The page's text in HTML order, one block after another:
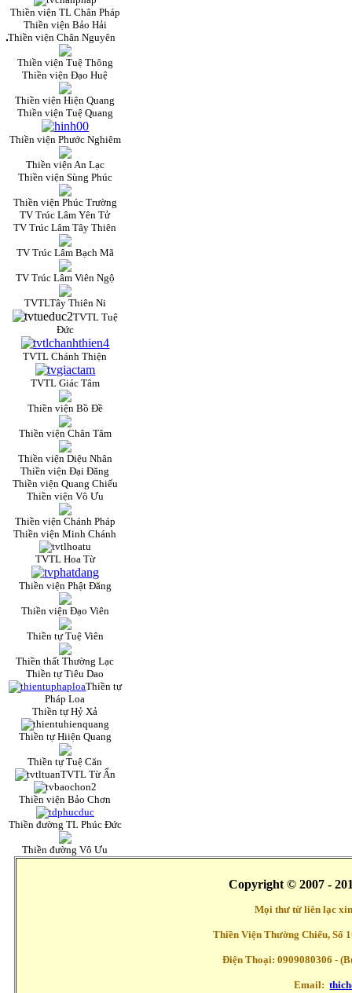
Thiền viện TL Chân Pháp
Thiền viện Bảo Hải
Thiền viện Chân Nguyên
Thiền viện Tuệ Thông
Thiền viện Đạo Huệ
Thiền viện Hiện Quang
Thiền viện Tuệ Quang
Thiền viện Phước Nghiêm
Thiền viện An Lạc
Thiền viện Sùng Phúc
Thiền viện Phúc Trường
TV Trúc Lâm Yên Tử
TV Trúc Lâm Tây Thiên
TV Trúc Lâm Bạch Mã
TV Trúc Lâm Viên Ngộ
TVTLTây Thiên Ni
TVTL Tuệ
Đức
TVTL Chánh Thiện
TVTL Giác Tâm
Thiền viện Bồ Đề
Thiền viện Chân Tâm
Thiền viện Diệu Nhân
Thiền viện Đại Đăng
Thiền viện Quang Chiếu
Thiền viện Vô Ưu
Thiền viện Chánh Pháp
Thiền viện Minh Chánh
TVTL Hoa Từ
Thiền viện Phật Đăng
Thiền viện Đạo Viên
Thiền tự Tuệ Viên
Thiền thất Thường Lạc
Thiền tự Tiêu Dao
Thiền tự
Pháp Loa
Thiền tự Hỷ Xả
Thiền tự Hiiện Quang
Thiền tự Tuệ Căn
TVTL Từ Ấn
Thiền viện Bảo Chơn
Thiền đường TL Phúc Đức
Thiền đường Vô Ưu
Copyright © 2007 -
Mọi thư từ liên lạc
Thiền Viện Thường Chiếu, Số
Điện Thoại: 0909080306 -
Email: